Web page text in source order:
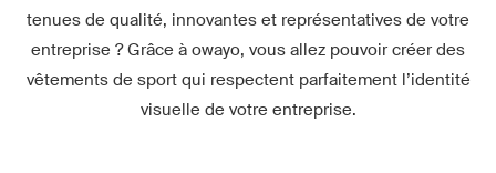
tenues de qualité, innovantes et représentatives de votre
entreprise ? Grâce à owayo, vous allez pouvoir créer des
vêtements de sport qui respectent parfaitement l’identité
visuelle de votre entreprise.